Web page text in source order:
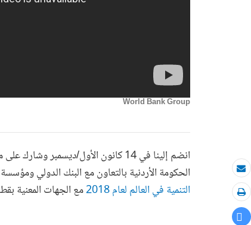
بريد الكتروني
طباعة
Tweet
World Bank Group
انضم إلينا في 14 كانون الأول/
الحكومة الأردنية بالتعاون مع البنك الدولي ومؤسسة
التنمية في العالم لعام 2018
مع الجهات المعنية